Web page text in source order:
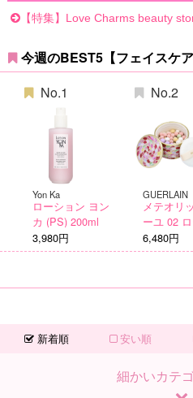
【特集】Love Charms beauty
今週のBEST5【フェイスケア
No.1
Yon Ka
ローション ヨン
カ (PS) 200ml
3,980円
No.2
GUERLAIN
メテオリ
ーユ
6,480円
新着順 安い順
細かいカテ